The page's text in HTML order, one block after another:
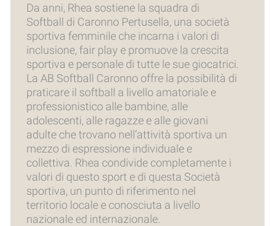
Da anni, Rhea sostiene la squadra di
Softball di Caronno Pertusella, una società
sportiva femminile che incarna i valori di
inclusione, fair play e promuove la crescita
sportiva e personale di tutte le sue giocatrici.
La AB Softball Caronno offre la possibilità di
praticare il softball a livello amatoriale e
professionistico alle bambine, alle
adolescenti, alle ragazze e alle giovani
adulte che trovano nell’attività sportiva un
mezzo di espressione individuale e
collettiva. Rhea condivide completamente i
valori di questo sport e di questa Società
sportiva, un punto di riferimento nel
territorio locale e conosciuta a livello
nazionale ed internazionale.